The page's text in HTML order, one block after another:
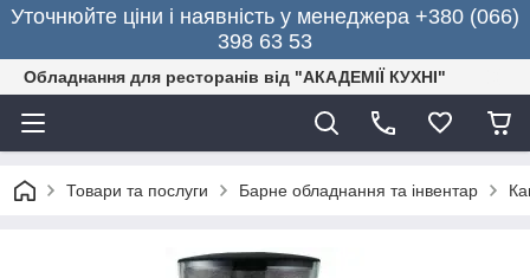
Уточнюйте ціни і наявність у менеджера +380 (066)
398 63 53
Обладнання для ресторанів від "АКАДЕМІЇ КУХНІ"
Товари та послуги Барне обладнання та інвентар